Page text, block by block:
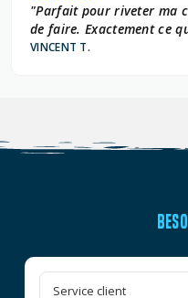
"Parfait pour riveter ma
de faire. Exactement ce
VINCENT T.